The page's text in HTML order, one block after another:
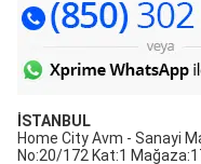
İSTANBUL
Home City Avm - Sanayi
No:20/172 Kat:1